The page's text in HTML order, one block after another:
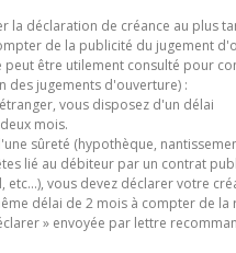
la déclaration de créance au plus
de la publicité du jugement
peut être utilement consulté pour
des jugements d'ouverture) :
vous disposez d'un délai
mois.
sûreté (hypothèque,
lié au débiteur par un contrat
etc...), vous devez déclarer votre
délai de 2 mois à compter de la
» envoyée par lettre